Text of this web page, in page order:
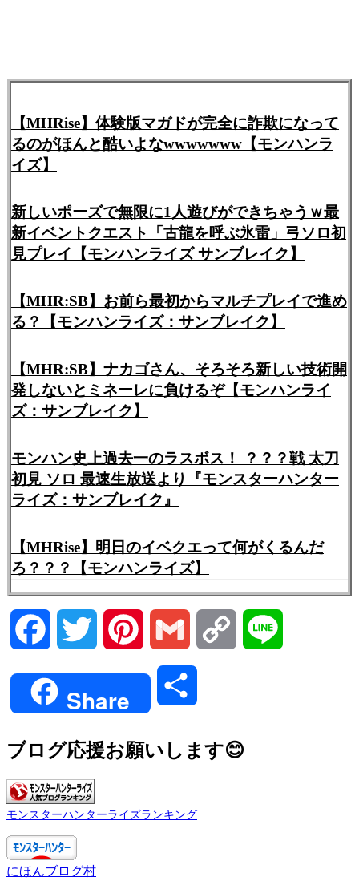
【MHRise】体験版マガドが完全に詐欺になって
るのがほんと酷いよなwwwwwww【モンハンラ
イズ】
新しいポーズで無限に1人遊びができちゃうｗ最
新イベントクエスト「古龍を呼ぶ氷雷」弓ソロ初
見プレイ【モンハンライズ サンブレイク】
【MHR:SB】お前ら最初からマルチプレイで進め
る？【モンハンライズ：サンブレイク】
【MHR:SB】ナカゴさん、そろそろ新しい技術開
発しないとミネーレに負けるぞ【モンハンライ
ズ：サンブレイク】
モンハン史上過去一のラスボス！ ？？？戦 太刀
初見 ソロ 最速生放送より『モンスターハンター
ライズ：サンブレイク』
【MHRise】明日のイベクエって何がくるんだ
ろ？？？【モンハンライズ】
Facebook Twitter Pinterest Gmail Copy
Share
ブログ応援お願いします😊
モンスターハンターライズランキング
にほんブログ村